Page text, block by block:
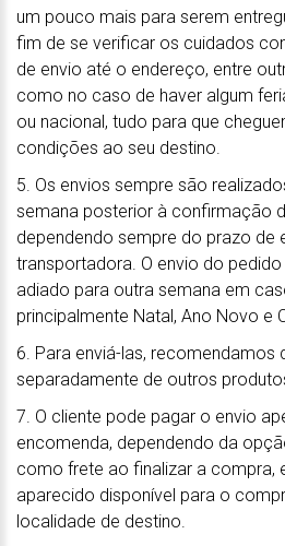
um pouco mais para serem
fim de se verificar os cuidados
de envio até o endereço, entre
como no caso de haver algum
ou nacional, tudo para que
condições ao seu destino.
5. Os envios sempre são
semana posterior à confirmação
dependendo sempre do prazo de
transportadora. O envio do
adiado para outra semana em
principalmente Natal, Ano Novo e
6. Para enviá-las, recomendamos
separadamente de outros
7. O cliente pode pagar o envio
encomenda, dependendo da
como frete ao finalizar a compra,
aparecido disponível para o
localidade de destino.